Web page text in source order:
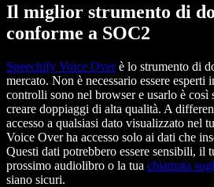
Il miglior strumento di
conforme a SOC2
Speechify Voice Overè lo strumento di
mercato. Non è necessario essere
controlli sono nel browser e usarlo è così
creare doppiaggi di alta qualità. A
accesso a qualsiasi dato visualizzato nel
Voice Over ha accesso solo ai dati che
Questi dati potrebbero essere sensibili, il
prossimo audiolibro o la tua chiamata
siano sicuri.